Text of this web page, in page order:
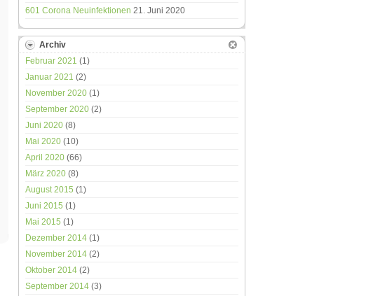
601 Corona Neuinfektionen 21. Juni 2020
Archiv
Februar 2021 (1)
Januar 2021 (2)
November 2020 (1)
September 2020 (2)
Juni 2020 (8)
Mai 2020 (10)
April 2020 (66)
März 2020 (8)
August 2015 (1)
Juni 2015 (1)
Mai 2015 (1)
Dezember 2014 (1)
November 2014 (2)
Oktober 2014 (2)
September 2014 (3)